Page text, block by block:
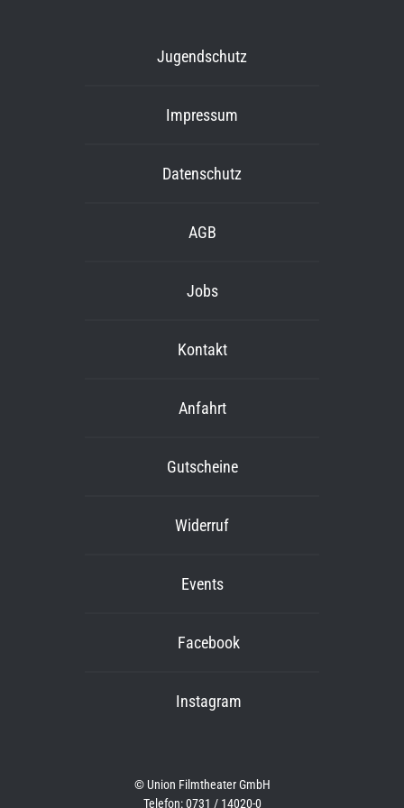
Jugendschutz
Impressum
Datenschutz
AGB
Jobs
Kontakt
Anfahrt
Gutscheine
Widerruf
Events
Facebook
Instagram
© Union Filmtheater GmbH
Telefon: 0731 / 14020-0